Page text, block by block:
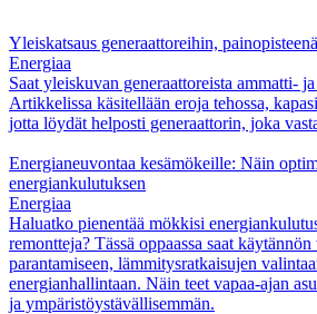
Yleiskatsaus generaattoreihin,
Energiaa
Saat yleiskuvan generaattoreista ammatti-
Artikkelissa käsitellään eroja tehossa,
jotta löydät helposti generaattorin, joka
Energianeuvontaa kesämökeille: Näin
energiankulutuksen
Energiaa
Haluatko pienentää mökkisi
remontteja? Tässä oppaassa saat
parantamiseen, lämmitysratkaisujen
energianhallintaan. Näin teet vapaa-ajan
ja ympäristöystävällisemmän.